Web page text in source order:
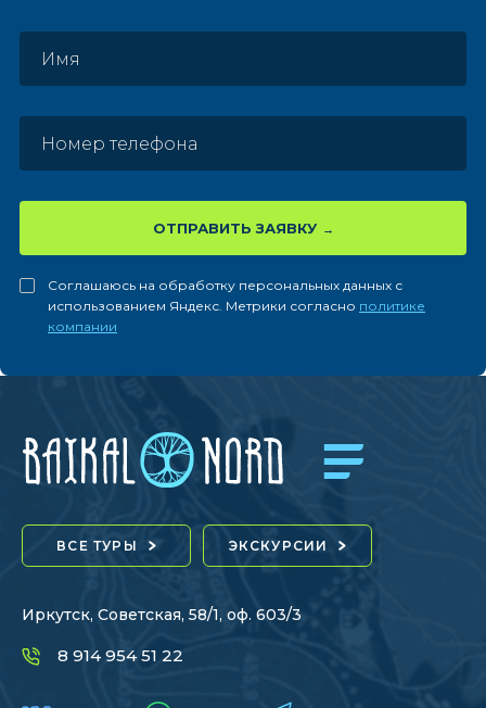
ОТПРАВИТЬ ЗАЯВКУ
Соглашаюсь на обработку персональных данных с
использованием Яндекс. Метрики согласно политике
компании
ВСЕ ТУРЫ ЭКСКУРСИИ
Иркутск, Советская, 58/1, оф. 603/3
8 914 954 51 22